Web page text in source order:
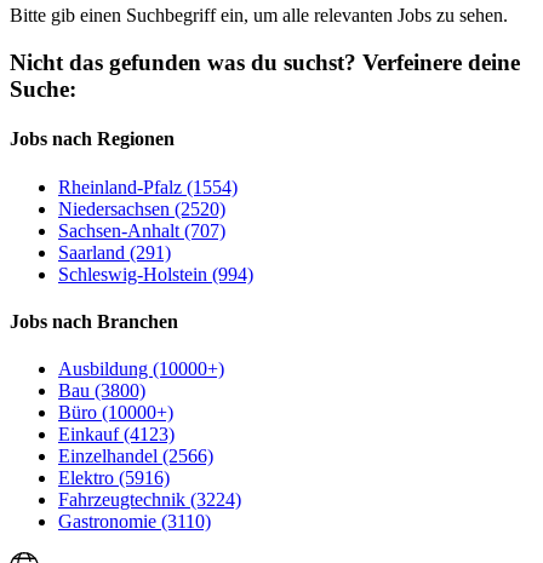
Bitte gib einen Suchbegriff ein, um alle relevanten Jobs zu sehen.
Nicht das gefunden was du suchst? Verfeinere deine
Suche:
Jobs nach Regionen
Rheinland-Pfalz (1554)
Niedersachsen (2520)
Sachsen-Anhalt (707)
Saarland (291)
Schleswig-Holstein (994)
Jobs nach Branchen
Ausbildung (10000+)
Bau (3800)
Büro (10000+)
Einkauf (4123)
Einzelhandel (2566)
Elektro (5916)
Fahrzeugtechnik (3224)
Gastronomie (3110)